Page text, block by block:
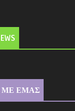
ΜΕ ΕΜΑΣ